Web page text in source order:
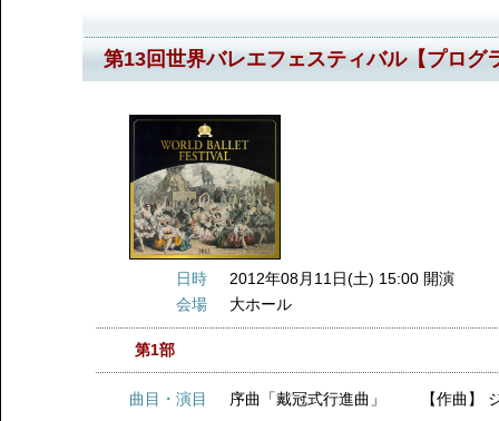
第13回世界バレエフェスティバル【プログ
日時
2012年08月11日(土) 15:00 開演
会場
大ホール
第1部
曲目・演目 序曲「戴冠式行進曲」 【作曲】 ジ